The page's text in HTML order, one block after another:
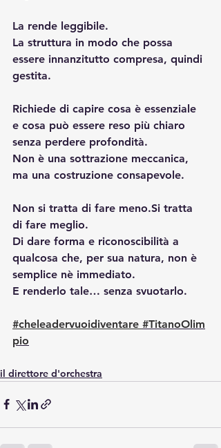
La rende leggibile.
La struttura in modo che possa
essere innanzitutto compresa, quindi
gestita.
Richiede di capire cosa è essenziale
e cosa può essere reso più chiaro
senza perdere profondità.
Non è una sottrazione meccanica,
ma una costruzione consapevole.
Non si tratta di fare meno.Si tratta
di fare meglio.
Di dare forma e riconoscibilità a
qualcosa che, per sua natura, non è
semplice nè immediato.
E renderlo tale… senza svuotarlo.
#cheleadervuoidiventare #TitanoOlim
pio
il direttore d'orchestra